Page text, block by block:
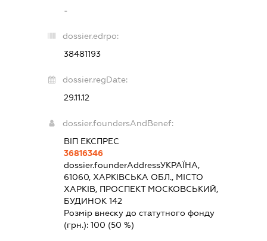
-
dossier.edrpo:
38481193
dossier.regDate:
29.11.12
dossier.foundersAndBenef:
ВІП ЕКСПРЕС
36816346
dossier.founderAddressУКРАЇНА,
61060, ХАРКІВСЬКА ОБЛ., МІСТО
ХАРКІВ, ПРОСПЕКТ МОСКОВСЬКИЙ,
БУДИНОК 142
Розмір внеску до статутного фонду
(грн.):100 (50 %)